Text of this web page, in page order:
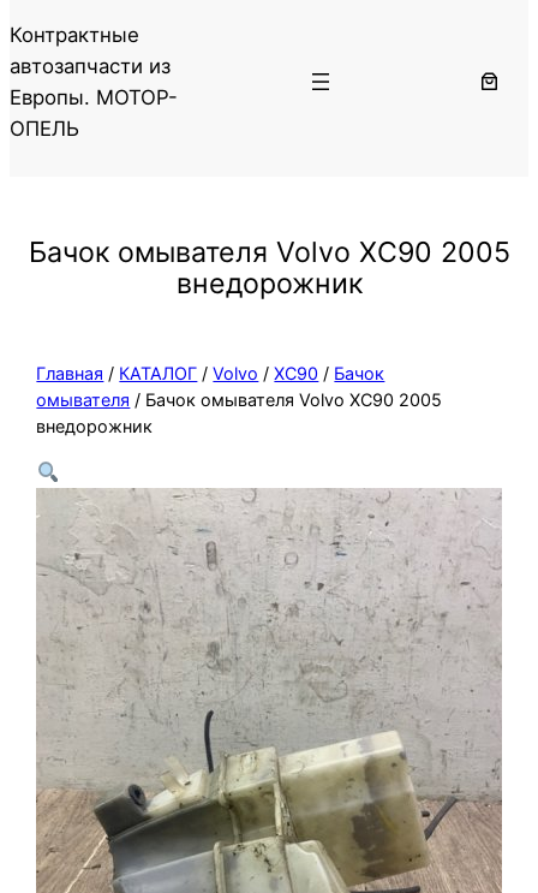
Контрактные
автозапчасти из
Европы. МОТОР-
ОПЕЛЬ
Бачок омывателя Volvo XC90 2005
внедорожник
Главная / КАТАЛОГ /Volvo /XC90 / Бачок
омывателя / Бачок омывателя Volvo XC90 2005
внедорожник